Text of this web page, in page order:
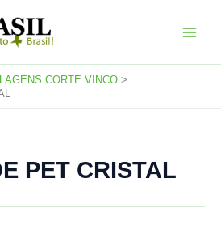
CORTE VINCO
PET CRISTAL